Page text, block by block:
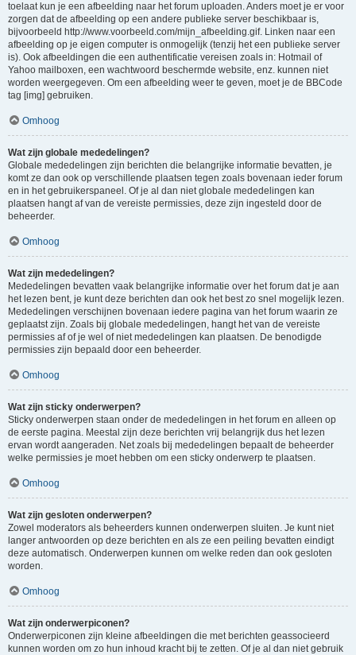
toelaat kun je een afbeelding naar het forum uploaden. Anders moet je er voor
zorgen dat de afbeelding op een andere publieke server beschikbaar is,
bijvoorbeeld http://www.voorbeeld.com/mijn_afbeelding.gif. Linken naar een
afbeelding op je eigen computer is onmogelijk (tenzij het een publieke server
is). Ook afbeeldingen die een authentificatie vereisen zoals in: Hotmail of
Yahoo mailboxen, een wachtwoord beschermde website, enz. kunnen niet
worden weergegeven. Om een afbeelding weer te geven, moet je de BBCode
tag [img] gebruiken.
Omhoog
Wat zijn globale mededelingen?
Globale mededelingen zijn berichten die belangrijke informatie bevatten, je
komt ze dan ook op verschillende plaatsen tegen zoals bovenaan ieder forum
en in het gebruikerspaneel. Of je al dan niet globale mededelingen kan
plaatsen hangt af van de vereiste permissies, deze zijn ingesteld door de
beheerder.
Omhoog
Wat zijn mededelingen?
Mededelingen bevatten vaak belangrijke informatie over het forum dat je aan
het lezen bent, je kunt deze berichten dan ook het best zo snel mogelijk lezen.
Mededelingen verschijnen bovenaan iedere pagina van het forum waarin ze
geplaatst zijn. Zoals bij globale mededelingen, hangt het van de vereiste
permissies af of je wel of niet mededelingen kan plaatsen. De benodigde
permissies zijn bepaald door een beheerder.
Omhoog
Wat zijn sticky onderwerpen?
Sticky onderwerpen staan onder de mededelingen in het forum en alleen op
de eerste pagina. Meestal zijn deze berichten vrij belangrijk dus het lezen
ervan wordt aangeraden. Net zoals bij mededelingen bepaalt de beheerder
welke permissies je moet hebben om een sticky onderwerp te plaatsen.
Omhoog
Wat zijn gesloten onderwerpen?
Zowel moderators als beheerders kunnen onderwerpen sluiten. Je kunt niet
langer antwoorden op deze berichten en als ze een peiling bevatten eindigt
deze automatisch. Onderwerpen kunnen om welke reden dan ook gesloten
worden.
Omhoog
Wat zijn onderwerpiconen?
Onderwerpiconen zijn kleine afbeeldingen die met berichten geassocieerd
kunnen worden om zo hun inhoud kracht bij te zetten. Of je al dan niet gebruik